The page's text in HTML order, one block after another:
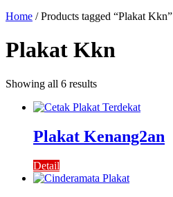
Home / Products tagged “Plakat Kkn”
Plakat Kkn
Showing all 6 results
Plakat Kenang2an
Detail